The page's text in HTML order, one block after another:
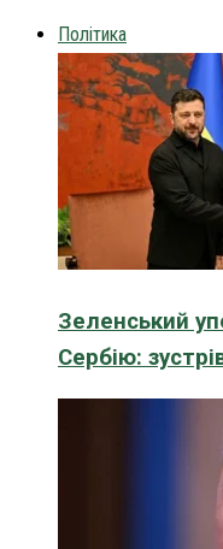
Політика
Зеленський
Сербію: